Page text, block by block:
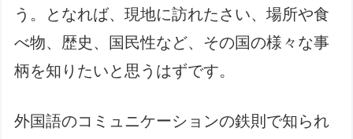
う。となれば、現地に訪れたさい、場所や食
べ物、歴史、国民性など、その国の様々な事
柄を知りたいと思うはずです。
外国語のコミュニケーションの鉄則で知られ